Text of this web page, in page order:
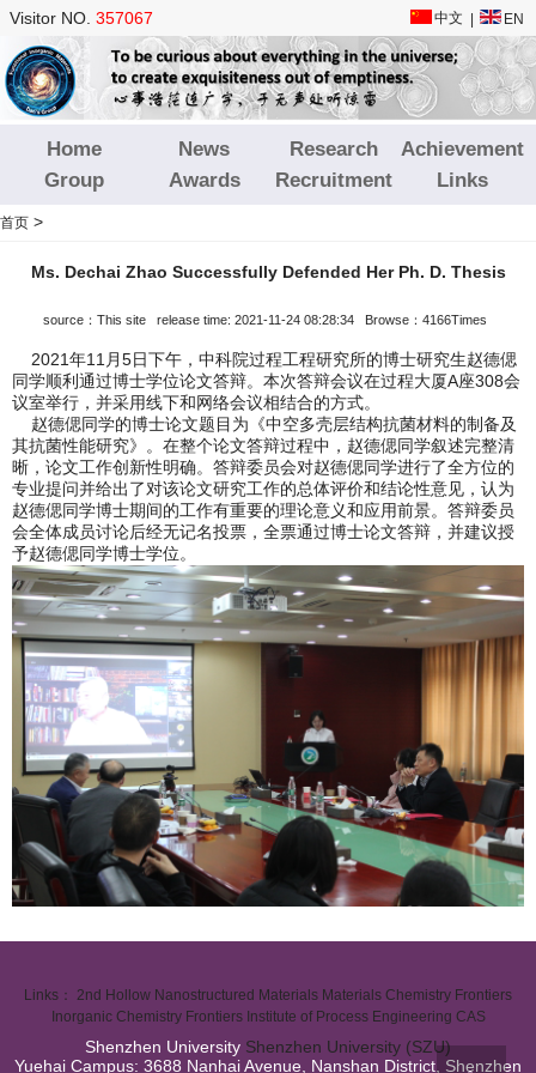
Visitor NO. 357067 中文 EN
Home News Research
Achievement
Group
Awards Recruitment Links
首页 >
Ms. Dechai Zhao Successfully Defended Her Ph. D. Thesis
source：This site release time: 2021-11-24 08:28:34 Browse：4166Times
2021年11月5日下午，中科院过程工程研究所的博士研究生赵德偲
同学顺利通过博士学位论文答辩。本次答辩会议在过程大厦A座308会
议室举行，并采用线下和网络会议相结合的方式。
赵德偲同学的博士论文题目为《中空多壳层结构抗菌材料的制备及
其抗菌性能研究》。在整个论文答辩过程中，赵德偲同学叙述完整清
晰，论文工作创新性明确。答辩委员会对赵德偲同学进行了全方位的
专业提问并给出了对该论文研究工作的总体评价和结论性意见，认为
赵德偲同学博士期间的工作有重要的理论意义和应用前景。答辩委员
会全体成员讨论后经无记名投票，全票通过博士论文答辩，并建议授
予赵德偲同学博士学位。
Links： 2nd Hollow Nanostructured Materials Materials Chemistry Frontiers
Inorganic Chemistry Frontiers Institute of Process Engineering CAS
Shenzhen University Shenzhen University (SZU)
Yuehai Campus: 3688 Nanhai Avenue, Nanshan District, Shenzhen